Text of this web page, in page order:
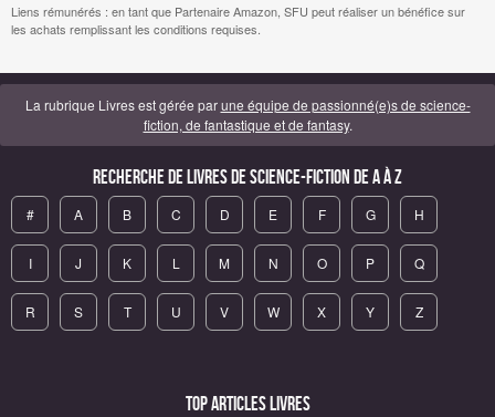
Liens rémunérés : en tant que Partenaire Amazon, SFU peut réaliser un bénéfice sur
les achats remplissant les conditions requises.
La rubrique Livres est gérée parune équipe de passionné(e)s de science-
fiction, de fantastique et de fantasy.
Recherche de Livres de science-fiction de A à Z
# A B C D E F G H
I J K L M N O P Q
R S T U V W X Y Z
Top articles Livres